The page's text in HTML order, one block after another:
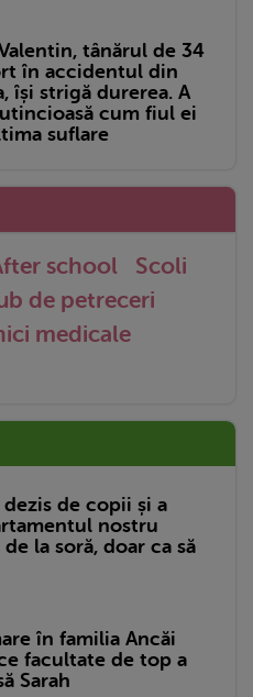
tânărul de 34
în accidentul din
își strigă durerea. A
cum fiul ei
suflare
school
Scoli
de petreceri
medicale
dezis de copii și a
nostru
la soră, doar ca să
în familia Ancăi
facultate de top a
Sarah